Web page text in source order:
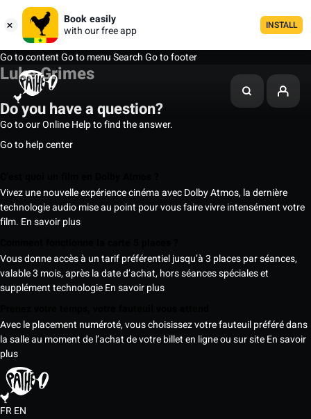
Book easily
with our free app
INSTALL
Go to contentGo to menuSearchGo to footer
Luke Grimes
Do you have a question?
Go to our Online Help to find the answer.
Go to help center
Vivez une nouvelle expérience cinéma avec Dolby Atmos, la dernière
technologie audio mise au point pour vous faire vivre intensément votre
film. En savoir plus
Vous donne accès à un tarif préférentiel jusqu’à 3 places par séances,
valable 3 mois, après la date d’achat, hors séances spéciales et
supplément technologieEn savoir plus
Avec le placement numéroté, vous choisissez votre fauteuil préféré dans
la salle au moment de l’achat de votre billet en ligne ou sur siteEn savoir
plus
FREN